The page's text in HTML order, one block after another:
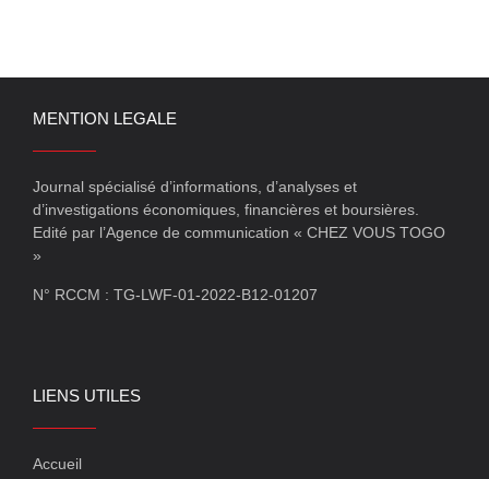
MENTION LEGALE
Journal spécialisé d’informations, d’analyses et
d’investigations économiques, financières et boursières.
Edité par l’Agence de communication « CHEZ VOUS TOGO
»
N° RCCM : TG-LWF-01-2022-B12-01207
LIENS UTILES
Accueil